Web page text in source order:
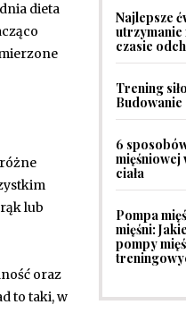
dieta
lub
oraz
to taki, w
Najlepsze
utrzymanie
czasie
Trening
Budowanie
6
ciała
Pompa
mięśni:
pompy